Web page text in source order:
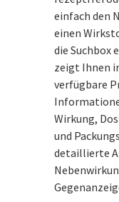
einfach den
einen
die Suchbox
zeigt Ihnen
verfügbare
Wirkung,
und
detaillierte